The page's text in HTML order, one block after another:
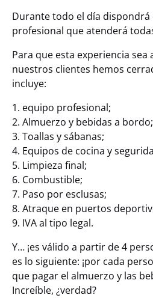
Durante todo el día dispondrá
profesional que atenderá
Para que esta experiencia sea
nuestros clientes hemos
incluye:
1. equipo profesional;
2. Almuerzo y bebidas a bordo;
3. Toallas y sábanas;
4. Equipos de cocina y
5. Limpieza final;
6. Combustible;
7. Paso por esclusas;
8. Atraque en puertos
9. IVA al tipo legal.
Y… ¡es válido a partir de 4
es lo siguiente: ¡por cada
que pagar el almuerzo y las
Increíble, ¿verdad?